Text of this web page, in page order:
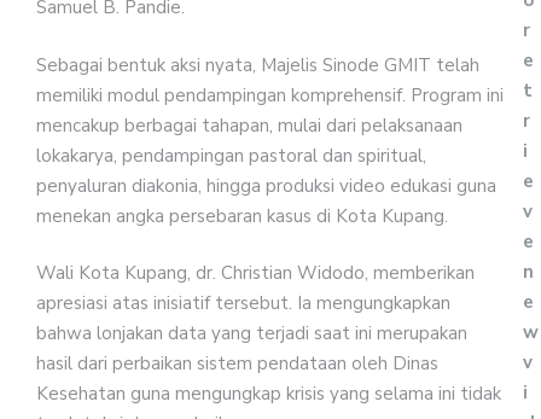
Samuel B. Pandie.
Sebagai bentuk aksi nyata, Majelis Sinode GMIT telah
memiliki modul pendampingan komprehensif. Program ini
mencakup berbagai tahapan, mulai dari pelaksanaan
lokakarya, pendampingan pastoral dan spiritual,
penyaluran diakonia, hingga produksi video edukasi guna
menekan angka persebaran kasus di Kota Kupang.
Wali Kota Kupang, dr. Christian Widodo, memberikan
apresiasi atas inisiatif tersebut. Ia mengungkapkan
bahwa lonjakan data yang terjadi saat ini merupakan
hasil dari perbaikan sistem pendataan oleh Dinas
Kesehatan guna mengungkap krisis yang selama ini tidak
r
e
t
r
i
e
v
e
n
e
w
v
i